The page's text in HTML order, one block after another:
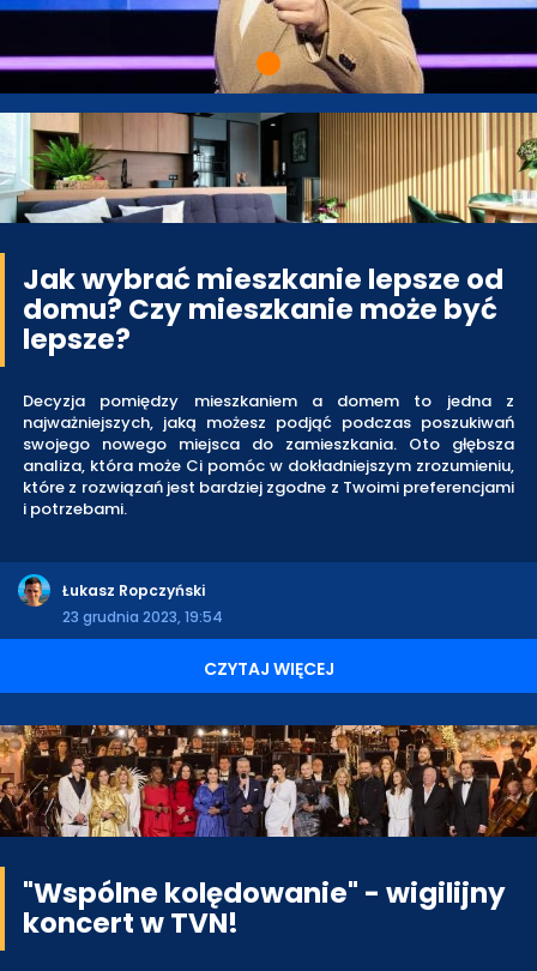
Jak wybrać mieszkanie lepsze od
domu? Czy mieszkanie może być
lepsze?
Decyzja pomiędzy mieszkaniem a domem to jedna z
najważniejszych, jaką możesz podjąć podczas poszukiwań
swojego nowego miejsca do zamieszkania. Oto głębsza
analiza, która może Ci pomóc w dokładniejszym zrozumieniu,
które z rozwiązań jest bardziej zgodne z Twoimi preferencjami
i potrzebami.
Łukasz Ropczyński
23 grudnia 2023, 19:54
CZYTAJ WIĘCEJ
"Wspólne kolędowanie" - wigilijny
koncert w TVN!